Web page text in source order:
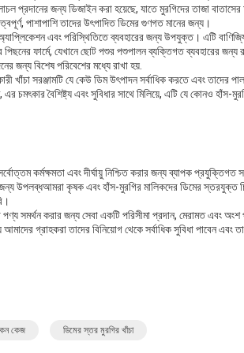
প্রদানের জন্য ডিজাইন করা হয়েছে, যাতে মুরগিদের তাজা
পাশাপাশি তাদের উৎপাদিত ডিমের গুণগত মানের জন্য।
অ্যাপ্লিকেশন এবং পরিস্থিতিতে ব্যবহারের জন্য উপযুক্ত। এটি
পিছনের ফার্মে, যেখানে ছোট পশুর পশুপালন ব্যক্তিগত ব্যবহারের
জন্য বিশেষ পরিবেশের মধ্যে রাখা হয়.
খাঁচা সরঞ্জামটি যে কেউ ডিম উৎপাদন সর্বাধিক করতে এবং
এর চমৎকার বৈশিষ্ট্য এবং সুবিধার সাথে মিলিয়ে, এটি যে কোনও
কর্মক্ষমতা এবং দীর্ঘায়ু নিশ্চিত করার জন্য ব্যাপক প্রযুক্তিগত
উপলব্ধআমরা কৃষক এবং হাঁস-মুরগির মালিকদের ডিমের স্তরযুক্ত
সমর্থন করার জন্য সেবা একটি পরিসীমা প্রদান, মেরামত এবং
গ্রাহকরা তাদের বিনিয়োগ থেকে সর্বাধিক সুবিধা পাবেন এবং
কেজ ডিমের স্তর মুরগির খাঁচা